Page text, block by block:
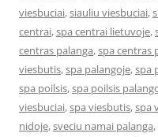
viesbuciai,siauliu viesbuciai,
centrai,spa centrai lietuvoje,
centras palanga,spa centras
viesbutis,spa palangoje,spa
spa poilsis,spa poilsis
viesbuciai,spa viesbutis,spa
nidoje,sveciu namai palanga,